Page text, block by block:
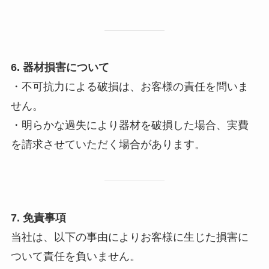
6. 器材損害について
・不可抗力による破損は、お客様の責任を問いま
せん。
・明らかな過失により器材を破損した場合、実費
を請求させていただく場合があります。
7. 免責事項
当社は、以下の事由によりお客様に生じた損害に
ついて責任を負いません。